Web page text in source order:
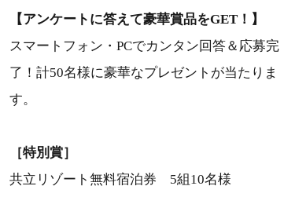
【アンケートに答えて豪華賞品をGET！】
スマートフォン・PCでカンタン回答＆応募完
了！計50名様に豪華なプレゼントが当たりま
す。
［特別賞］
共立リゾート無料宿泊券 5組10名様